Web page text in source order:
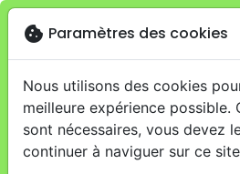
Je veux retirer ma
(Gare de Lyon),
warningCette boutique en ligne est
magasin.
Pour les livraisons à domicile,
commandes sur la boutique La
cookie Paramètres des cookies
Nous utilisons des cookies
meilleure expérience possible.
sont nécessaires, vous devez
continuer à naviguer sur ce